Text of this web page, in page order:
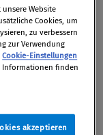
hätten die
Website
Cookies, um
zu verbessern
zur Verwendung
Cookie-Einstellungen
Informationen finden
akzeptieren